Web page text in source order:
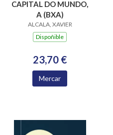
CAPITAL DO MUNDO,
A (BXA)
ALCALA, XAVIER
Dispoñible
23,70 €
Mercar